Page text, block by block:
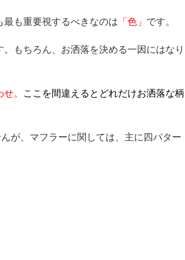
も重要視するべきなのは 「色」 です。
もちろん、お洒落を決める一因にはなり
。
ここを間違えるとどれだけお洒落な柄
が、マフラーに関しては、主に四パター